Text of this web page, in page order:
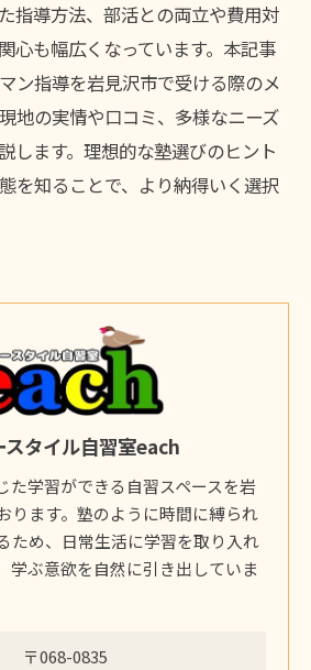
指導方法、部活との両立や費用対
心も幅広くなっています。本記事
ン指導を岩見沢市で受ける際のメ
地の実情や口コミ、多様なニーズ
します。理想的な塾選びのヒント
を知ることで、より納得いく選択
スタイル自習室each
た学習ができる自習スペースを岩
ります。塾のように時間に縛られ
ため、日常生活に学習を取り入れ
学ぶ意欲を自然に引き出していま
〒068-0835